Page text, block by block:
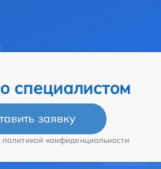
специалистом
заявку
политикой конфиденциальности